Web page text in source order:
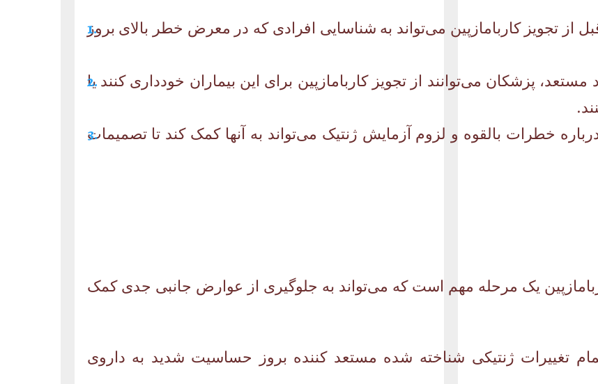
از تجویز کاربامازپین می‌تواند به شناسایی افرادی که در معرض خطر بالای بروز
پزشکان می‌توانند از تجویز کاربامازپین برای این بیماران خودداری کنند یا
خطرات بالقوه و لزوم آزمایش ژنتیک می‌تواند به آنها کمک کند تا تصمیمات
یک مرحله مهم است که می‌تواند به جلوگیری از عوارض جانبی جدی کمک
تغییرات ژنتیکی شناخته شده مستعد کننده بروز حساسیت شدید به داروی